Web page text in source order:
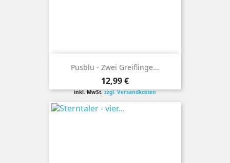
Pusblu - Zwei Greiflinge...
Preis
12,99 €
inkl. MwSt.zzgl. Versandkosten